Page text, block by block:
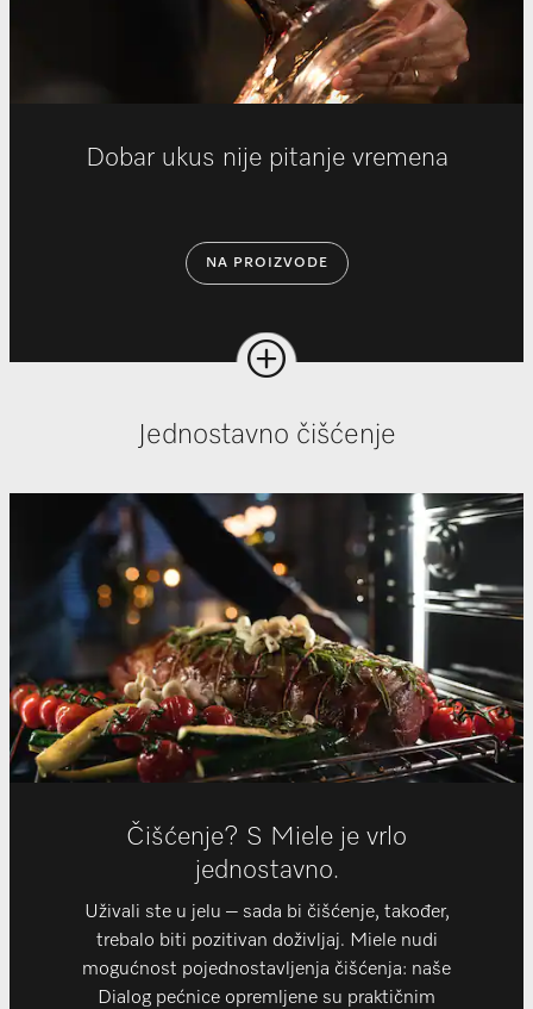
Dobar ukus nije pitanje vremena
NA PROIZVODE
Jednostavno čišćenje
Čišćenje? S Miele je vrlo
jednostavno.
Uživali ste u jelu – sada bi čišćenje, također,
trebalo biti pozitivan doživljaj. Miele nudi
mogućnost pojednostavljenja čišćenja: naše
Dialog pećnice opremljene su praktičnim